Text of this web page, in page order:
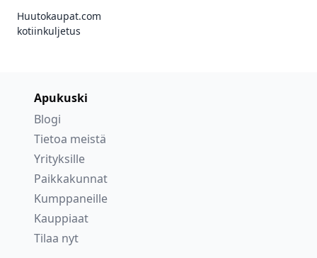
Huutokaupat.com
kotiinkuljetus
Apukuski
Blogi
Tietoa meistä
Yrityksille
Paikkakunnat
Kumppaneille
Kauppiaat
Tilaa nyt